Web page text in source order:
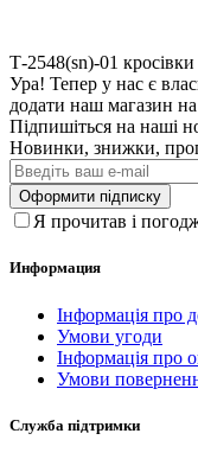
Т-2548(sn)-01 кросівки
Ура! Тепер у нас є
додати наш магазин
Підпишіться на наші
Новинки, знижки,
Оформити підписку
Я прочитав і
Информация
Інформація про
Умови угоди
Інформація про
Умови
Служба підтримки